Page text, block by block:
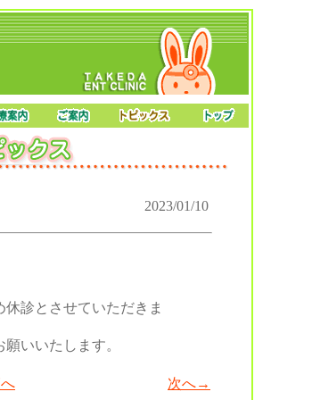
2023/01/10
診とさせていただきま
いいたします。
次へ→